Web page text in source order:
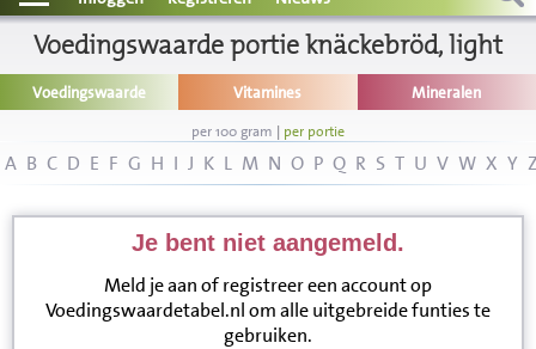
Informatie
Disclaimer
Voedingswaarde portie knäckebröd, light
Voedingswaarde Vitamines Mineralen
per 100 gram | per portie
A B C D E F G H I J K L M N O P Q R S T U V W X Y
Je bent niet aangemeld.
Meld je aan of registreer een account op
Voedingswaardetabel.nl om alle uitgebreide funties te
gebruiken.